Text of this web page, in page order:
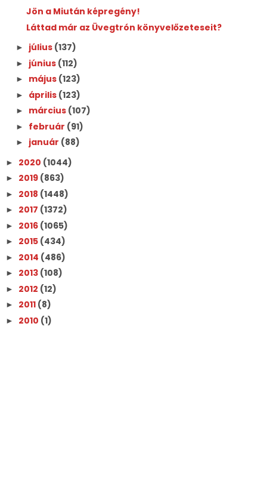
Jön a Miután képregény!
Láttad már az Üvegtrón könyvelőzeteseit?
► július (137)
► június (112)
► május (123)
► április (123)
► március (107)
► február (91)
► január (88)
► 2020 (1044)
► 2019 (863)
► 2018 (1448)
► 2017 (1372)
► 2016 (1065)
► 2015 (434)
► 2014 (486)
► 2013 (108)
► 2012 (12)
► 2011 (8)
► 2010 (1)